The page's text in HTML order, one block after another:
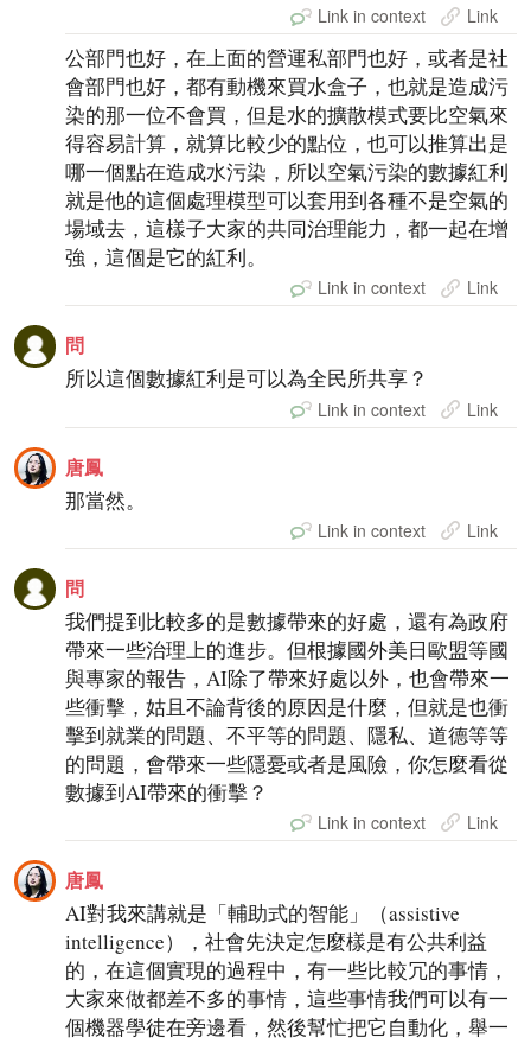
Link in context Link
公部門也好，在上面的營運私部門也好，或者是社
會部門也好，都有動機來買水盒子，也就是造成污
染的那一位不會買，但是水的擴散模式要比空氣來
得容易計算，就算比較少的點位，也可以推算出是
哪一個點在造成水污染，所以空氣污染的數據紅利
就是他的這個處理模型可以套用到各種不是空氣的
場域去，這樣子大家的共同治理能力，都一起在增
強，這個是它的紅利。
Link in context Link
問
所以這個數據紅利是可以為全民所共享？
Link in context Link
唐鳳
那當然。
Link in context Link
問
我們提到比較多的是數據帶來的好處，還有為政府
帶來一些治理上的進步。但根據國外美日歐盟等國
與專家的報告，AI除了帶來好處以外，也會帶來一
些衝擊，姑且不論背後的原因是什麼，但就是也衝
擊到就業的問題、不平等的問題、隱私、道德等等
的問題，會帶來一些隱憂或者是風險，你怎麼看從
數據到AI帶來的衝擊？
Link in context Link
唐鳳
AI對我來講就是「輔助式的智能」（assistive
intelligence），社會先決定怎麼樣是有公共利益
的，在這個實現的過程中，有一些比較冗的事情，
大家來做都差不多的事情，這些事情我們可以有一
個機器學徒在旁邊看，然後幫忙把它自動化，舉一